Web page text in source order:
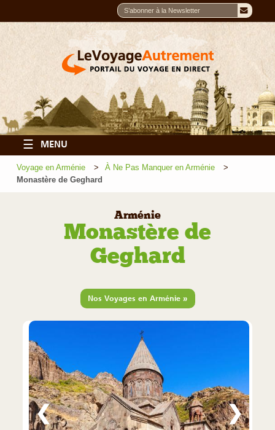
☰ MENU
Voyage en Arménie
À Ne Pas Manquer en Arménie
Monastère de Geghard
Arménie
Monastère de
Geghard
Nos Voyages en Arménie »
❮ ❯